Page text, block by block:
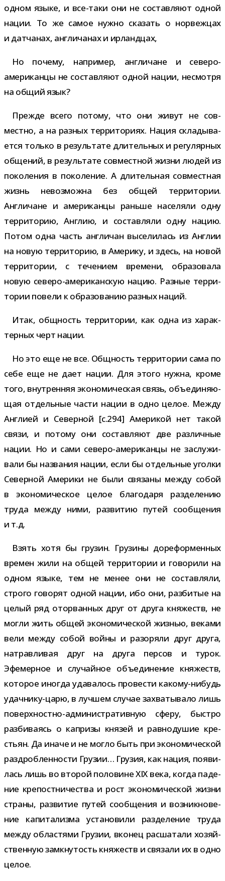
одном языке, и все-​таки они не состав­ляют одной
нации. То же самое нужно ска­зать о нор­веж­цах
и дат­ча­нах, англи­ча­нах и ирландцах,
Но почему, напри­мер, англи­чане и северо-​
американцы не состав­ляют одной нации, несмотря
на общий язык?
Прежде всего потому, что они живут не сов­
местно, а на раз­ных тер­ри­то­риях. Нация скла­ды­ва­
ется только в резуль­тате дли­тель­ных и регу­ляр­ных
обще­ний, в резуль­тате сов­мест­ной жизни людей из
поко­ле­ния в поко­ле­ние. А дли­тель­ная сов­мест­ная
жизнь невоз­можна без общей тер­ри­то­рии.
Англичане и аме­ри­канцы раньше насе­ляли одну
тер­ри­то­рию, Англию, и состав­ляли одну нацию.
Потом одна часть англи­чан высе­ли­лась из Англии
на новую тер­ри­то­рию, в Америку, и здесь, на новой
тер­ри­то­рии, с тече­нием вре­мени, обра­зо­вала
новую северо-​американскую нацию. Разные тер­ри­
то­рии повели к обра­зо­ва­нию раз­ных наций.
Итак, общ­ность тер­ри­то­рии, как одна из харак­
тер­ных черт нации.
Но это еще не все. Общность тер­ри­то­рии сама по
себе еще не дает нации. Для этого нужна, кроме
того, внут­рен­няя эко­но­ми­че­ская связь, объ­еди­ня­ю­
щая отдель­ные части нации в одно целое. Между
Англией и Северной [c.294] Америкой нет такой
связи, и потому они состав­ляют две раз­лич­ные
нации. Но и сами северо-​американцы не заслу­жи­
вали бы назва­ния нации, если бы отдель­ные уголки
Северной Америки не были свя­заны между собой
в эко­но­ми­че­ское целое бла­го­даря раз­де­ле­нию
труда между ними, раз­ви­тию путей сооб­ще­ния
и т.д.
Взять хотя бы гру­зин. Грузины доре­фор­мен­ных
вре­мен жили на общей тер­ри­то­рии и гово­рили на
одном языке, тем не менее они не состав­ляли,
строго гово­рят одной нации, ибо они, раз­би­тые на
целый ряд ото­рван­ных друг от друга кня­жеств, не
могли жить общей эко­но­ми­че­ской жиз­нью, веками
вели между собой войны и разо­ряли друг друга,
натрав­ли­вая друг на друга пер­сов и турок.
Эфемерное и слу­чай­ное объ­еди­не­ние кня­жеств,
кото­рое ино­гда уда­ва­лось про­ве­сти какому-​нибудь
удачнику-​царю, в луч­шем слу­чае захва­ты­вало лишь
поверхностно-​административную сферу, быстро
раз­би­ва­ясь о капризы кня­зей и рав­но­ду­шие кре­
стьян. Да иначе и не могло быть при эко­но­ми­че­ской
раз­дроб­лен­но­сти Грузии… Грузия, как нация, появи­
лась лишь во вто­рой поло­вине XIX века, когда паде­
ние кре­пост­ни­че­ства и рост эко­но­ми­че­ской жизни
страны, раз­ви­тие путей сооб­ще­ния и воз­ник­но­ве­
ние капи­та­лизма уста­но­вили раз­де­ле­ние труда
между обла­стями Грузии, вко­нец рас­ша­тали хозяй­
ствен­ную замкну­тость кня­жеств и свя­зали их в одно
целое.